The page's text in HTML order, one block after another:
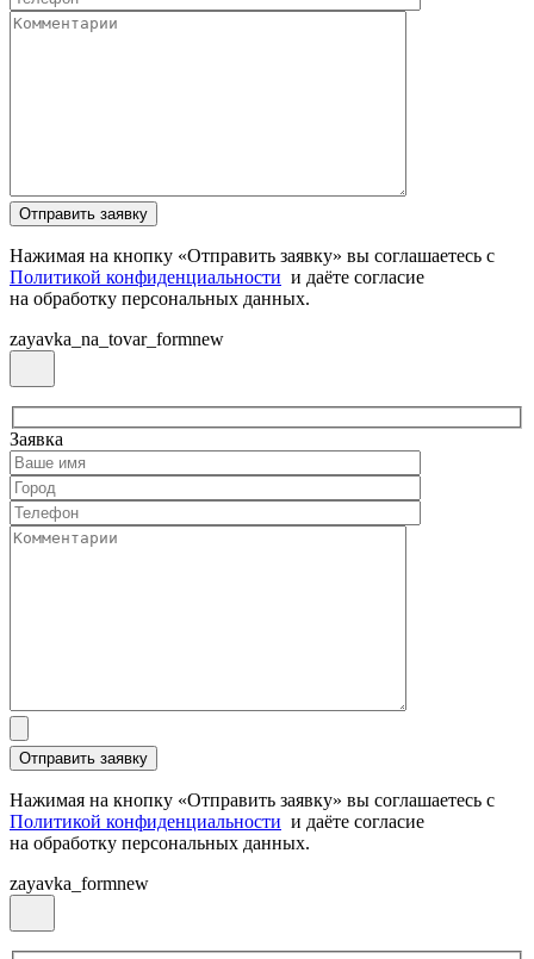
Нажимая на кнопку «Отправить заявку» вы соглашаетесь с
Политикой конфиденциальности и даёте согласие
на обработку персональных данных.
zayavka_na_tovar_formnew
Заявка
Нажимая на кнопку «Отправить заявку» вы соглашаетесь с
Политикой конфиденциальности и даёте согласие
на обработку персональных данных.
zayavka_formnew